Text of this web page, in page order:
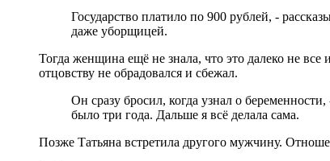
Государство платило по 900 рублей, -
даже уборщицей.
Тогда женщина ещё не знала, что это далеко не
отцовству не обрадовался и сбежал.
Он сразу бросил, когда узнал о
было три года. Дальше я всё делала сама.
Позже Татьяна встретила другого мужчину.